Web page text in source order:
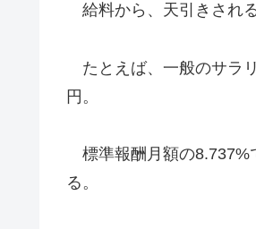
給料から、天引きされ
たとえば、一般のサラ
円。
標準報酬月額の8.737%
る。